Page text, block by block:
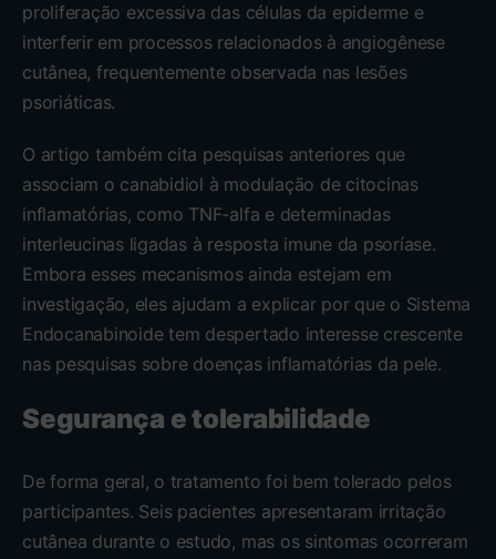
proliferação excessiva das células da epiderme e
interferir em processos relacionados à angiogênese
cutânea, frequentemente observada nas lesões
psoriáticas.
O artigo também cita pesquisas anteriores que
associam o canabidiol à modulação de citocinas
inflamatórias, como TNF-alfa e determinadas
interleucinas ligadas à resposta imune da psoríase.
Embora esses mecanismos ainda estejam em
investigação, eles ajudam a explicar por que o Sistema
Endocanabinoide tem despertado interesse crescente
nas pesquisas sobre doenças inflamatórias da pele.
Segurança e tolerabilidade
De forma geral, o tratamento foi bem tolerado pelos
participantes. Seis pacientes apresentaram irritação
cutânea durante o estudo, mas os sintomas ocorreram